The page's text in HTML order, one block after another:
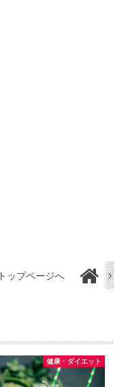
トップページへ
健康・ダイエット